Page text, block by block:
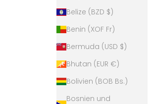
Belize (BZD $)
Benin (XOF Fr)
Bermuda (USD $)
Bhutan (EUR €)
Bolivien (BOB Bs.)
Bosnien und